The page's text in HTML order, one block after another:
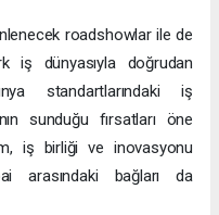
roadshowlar ile de
iş dünyasıyla doğrudan
standartlarındaki iş
sunduğu fırsatları öne
iş birliği ve inovasyonu
arasındaki bağları da